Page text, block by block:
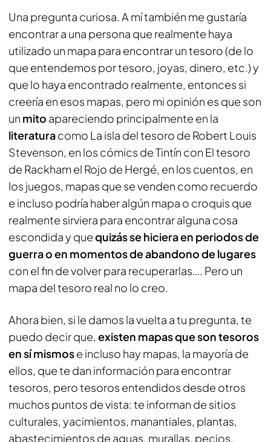
Una pregunta curiosa. A mí también me gustaría
encontrar a una persona que realmente haya
utilizado un mapa para encontrar un tesoro (de lo
que entendemos por tesoro, joyas, dinero, etc.) y
que lo haya encontrado realmente, entonces si
creería en esos mapas, pero mi opinión es que son
un mito apareciendo principalmente en la
literaturacomo La isla del tesoro de Robert Louis
Stevenson, en los cómics de Tintín con El tesoro
de Rackham el Rojo de Hergé, en los cuentos, en
los juegos, mapas que se venden como recuerdo
e incluso podría haber algún mapa o croquis que
realmente sirviera para encontrar alguna cosa
escondida y quequizás se hiciera en periodos de
guerra o en momentos de abandono de lugares
con el fin de volver para recuperarlas…. Pero un
mapa del tesoro real no lo creo.
Ahora bien, si le damos la vuelta a tu pregunta, te
puedo decir que, existen mapas que son tesoros
en sí mismose incluso hay mapas, la mayoría de
ellos, que te dan información para encontrar
tesoros, pero tesoros entendidos desde otros
muchos puntos de vista: te informan de sitios
culturales, yacimientos, manantiales, plantas,
abastecimientos de aguas, murallas, pecios,